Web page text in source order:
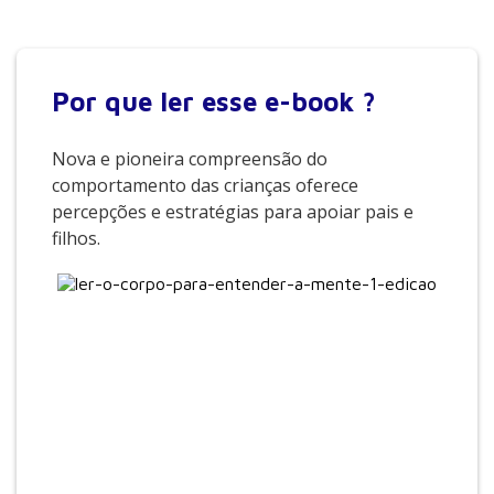
Por que ler esse e-book ?
Nova e pioneira compreensão do
comportamento das crianças oferece
percepções e estratégias para apoiar pais e
filhos.